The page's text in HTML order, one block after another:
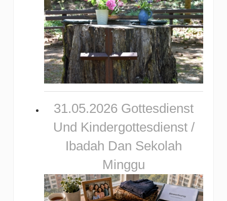
31.05.2026 Gottesdienst
Und Kindergottesdienst /
Ibadah Dan Sekolah
Minggu